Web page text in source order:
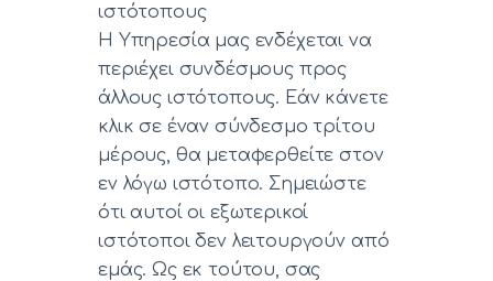
ιστότοπους
Η Υπηρεσία μας ενδέχεται να
περιέχει συνδέσμους προς
άλλους ιστότοπους. Εάν κάνετε
κλικ σε έναν σύνδεσμο τρίτου
μέρους, θα μεταφερθείτε στον
εν λόγω ιστότοπο. Σημειώστε
ότι αυτοί οι εξωτερικοί
ιστότοποι δεν λειτουργούν από
εμάς. Ως εκ τούτου, σας